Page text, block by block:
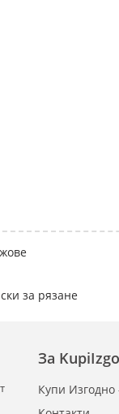
за рязане
За
Купи